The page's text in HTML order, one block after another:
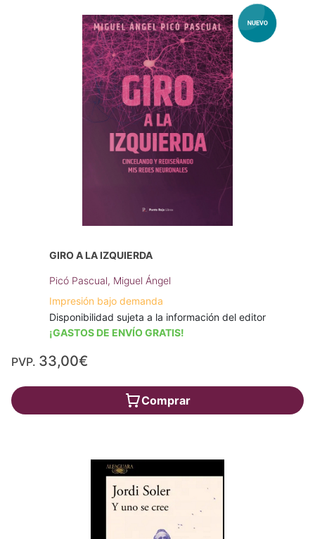
GIRO A LA IZQUIERDA
Picó Pascual, Miguel Ángel
Impresión bajo demanda
Disponibilidad sujeta a la información del editor
¡GASTOS DE ENVÍO GRATIS!
PVP. 33,00€
Comprar